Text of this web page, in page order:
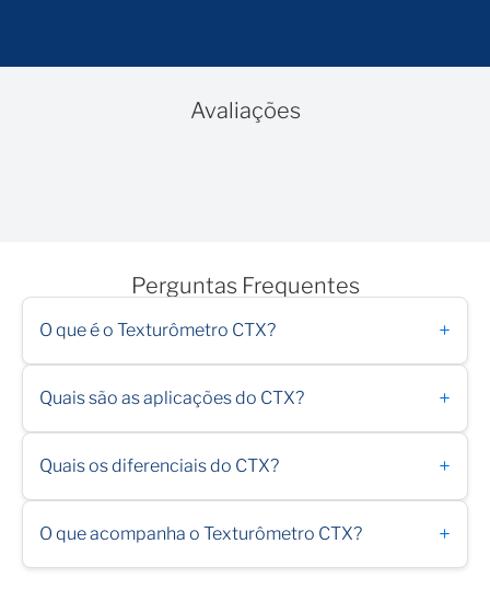
Avaliações
Perguntas Frequentes
O que é o Texturômetro CTX? +
Quais são as aplicações do CTX? +
Quais os diferenciais do CTX? +
O que acompanha o Texturômetro CTX? +